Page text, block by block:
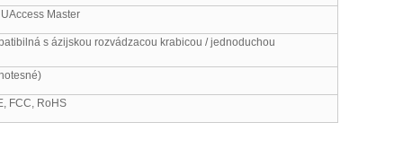
Master
s ázijskou rozvádzacou krabicou / jednoduchou
FCC, RoHS